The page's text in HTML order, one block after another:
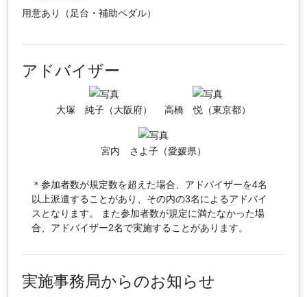
用意あり（足台・補助ペダル）
アドバイザー
大塚 純子（大阪府） 高橋 悦（東京都）
宮内 さよ子（愛媛県）
＊参加者数が規定数を超えた場合、アドバイザーを4名
以上派遣することがあり、その内の3名によるアドバイ
スとなります。 また参加者数が規定に満たなかった場
合、アドバイザー2名で実施することがあります。
実施事務局からのお知らせ